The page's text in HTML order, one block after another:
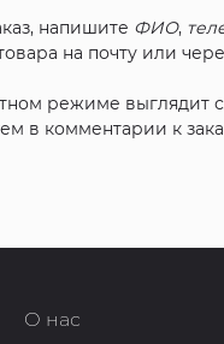
напишите ФИО,
на почту или
режиме выглядит
в комментарии к
О нас